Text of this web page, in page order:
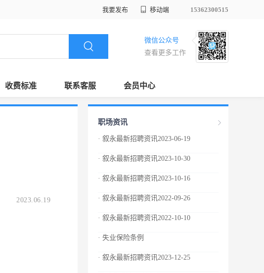
我要发布 移动端 15362300515
微信公众号
查看更多工作
收费标准 联系客服 会员中心
2023.06.19
职场资讯
· 叙永最新招聘资讯2023-06-19
· 叙永最新招聘资讯2023-10-30
· 叙永最新招聘资讯2023-10-16
· 叙永最新招聘资讯2022-09-26
· 叙永最新招聘资讯2022-10-10
· 失业保险条例
· 叙永最新招聘资讯2023-12-25